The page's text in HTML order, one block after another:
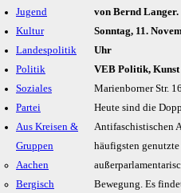
Jugend
Kultur
Landespolitik
Politik
Soziales
Partei
Aus Kreisen &
Gruppen
Aachen
Bergisch
von Bernd Langer.
Sonntag, 11.
Uhr
VEB Politik,
Marienborner Str.
Heute sind die
Antifaschistischen
häufigsten
Bewegung. Es